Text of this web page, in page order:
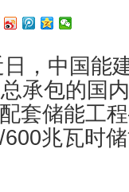
日，中国能
承包的国
套储能工
600兆瓦时